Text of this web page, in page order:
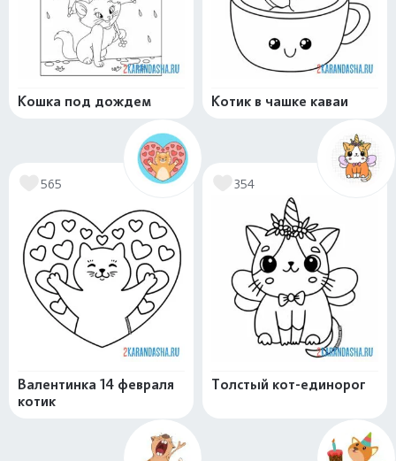
Кошка под дождем Котик в чашке каваи
565
Валентинка 14 февраля
котик
354
Толстый кот-единорог